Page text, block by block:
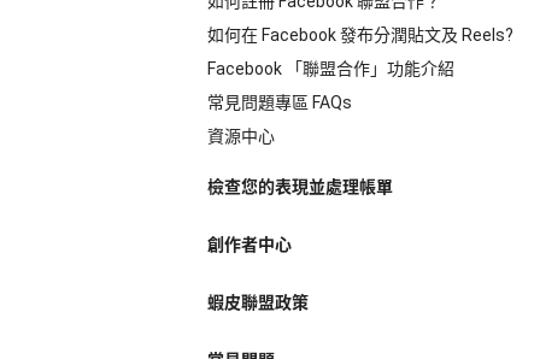
如何在 Facebook 發布分潤貼文及 Reels?
Facebook 「聯盟合作」功能介紹
常見問題專區 FAQs
資源中心
檢查您的表現並處理帳單
創作者中心
蝦皮聯盟政策